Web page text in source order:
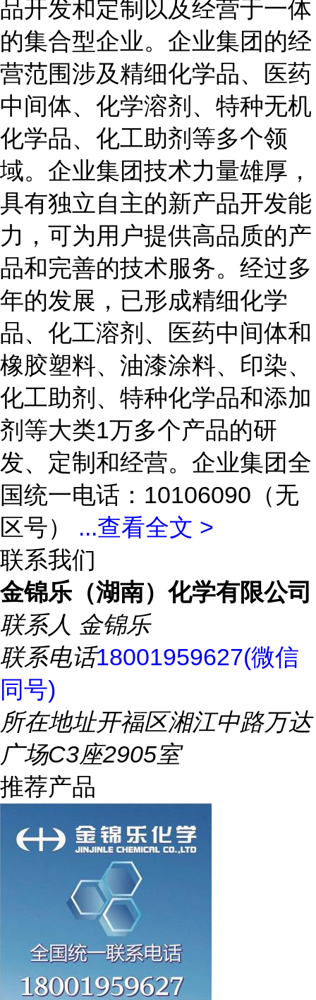
品开发和定制以及经营于一体
的集合型企业。企业集团的经
营范围涉及精细化学品、医药
中间体、化学溶剂、特种无机
化学品、化工助剂等多个领
域。企业集团技术力量雄厚，
具有独立自主的新产品开发能
力，可为用户提供高品质的产
品和完善的技术服务。经过多
年的发展，已形成精细化学
品、化工溶剂、医药中间体和
橡胶塑料、油漆涂料、印染、
化工助剂、特种化学品和添加
剂等大类1万多个产品的研
发、定制和经营。企业集团全
国统一电话：10106090（无
区号） ...查看全文 >
联系我们
金锦乐（湖南）化学有限公司
联系人 金锦乐
联系电话18001959627(微信
同号)
所在地址开福区湘江中路万达
广场C3座2905室
推荐产品